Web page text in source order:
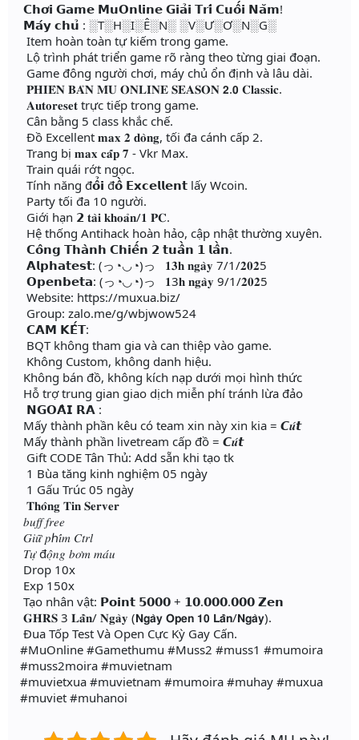
𝗖𝗵𝗼̛𝗶 𝗚𝗮𝗺𝗲 𝗠𝘂𝗢𝗻𝗹𝗶𝗻𝗲 𝗚𝗶𝗮̉𝗶 𝗧𝗿𝗶́ 𝗖𝘂𝗼̂́𝗶 𝗡𝗮̆𝗺!
𝗠𝗮́𝘆 𝗰𝗵𝘂̉ : ░T░H░I░Ê░N░ ░V░Ư░Ơ░N░G░
Item hoàn toàn tự kiếm trong game.
Lộ trình phát triển game rõ ràng theo từng giai đoạn.
Game đông người chơi, máy chủ ổn định và lâu dài.
𝐏𝐇𝐈𝐄̂𝐍 𝐁𝐀̉𝐍 𝐌𝐔 𝐎𝐍𝐋𝐈𝐍𝐄 𝐒𝐄𝐀𝐒𝐎𝐍 𝟮.𝟬 𝐂𝐥𝐚𝐬𝐬𝐢𝐜.
𝐀𝐮𝐭𝐨𝐫𝐞𝐬𝐞𝐭 trực tiếp trong game.
Cân bằng 5 class khắc chế.
Đồ Excellent 𝐦𝐚𝐱 𝟐 𝐝𝐨̀𝐧𝐠, tối đa cánh cấp 2.
Trang bị 𝐦𝐚𝐱 𝐜𝐚̂́𝐩 𝟕 - Vkr Max.
Train quái rớt ngọc.
Tính năng đ𝗼̂̉𝗶 đ𝗼̂̀ 𝗘𝘅𝗰𝗲𝗹𝗹𝗲𝗻𝘁 lấy Wcoin.
Party tối đa 10 người.
Giới hạn 𝟮 𝐭𝐚̀𝐢 𝐤𝐡𝐨𝐚̉𝐧/𝟏 𝐏𝐂.
Hệ thống Antihack hoàn hảo, cập nhật thường xuyên.
𝗖𝗼̂𝗻𝗴 𝗧𝗵𝗮̀𝗻𝗵 𝗖𝗵𝗶𝗲̂́𝗻 𝟮 𝘁𝘂𝗮̂̀𝗻 𝟭 𝗹𝗮̂̀𝗻.
𝗔𝗹𝗽𝗵𝗮𝘁𝗲𝘀𝘁: (っ◔◡◔)っ 𝟏𝟑𝐡 𝐧𝐠𝐚̀𝐲 7/1/𝟐𝟎𝟐5
𝗢𝗽𝗲𝗻𝗯𝗲𝘁𝗮: (っ◔◡◔)っ 𝟏3𝐡 𝐧𝐠𝐚̀𝐲 9/1/𝟐𝟎𝟐5
Website: https://muxua.biz/
Group: zalo.me/g/wbjwow524
𝗖𝗔𝗠 𝗞𝗘̂́𝗧:
BQT không tham gia và can thiệp vào game.
Không Custom, không danh hiệu.
Không bán đồ, không kích nạp dưới mọi hình thức
Hỗ trợ trung gian giao dịch miễn phí tránh lừa đảo
𝗡𝗚𝗢𝗔̀𝗜 𝗥𝗔 :
Mấy thành phần kêu có team xin này xin kia = 𝘾𝒖́𝙩
Mấy thành phần livetream cấp đồ = 𝘾𝒖́𝙩
Gift CODE Tân Thủ: Add sẵn khi tạo tk
1 Bùa tăng kinh nghiệm 05 ngày
1 Gấu Trúc 05 ngày
𝐓𝐡𝐨̂𝐧𝐠 𝐓𝐢𝐧 𝐒𝐞𝐫𝐯𝐞𝐫
𝑏𝑢𝑓𝑓 𝑓𝑟𝑒𝑒
𝐺𝑖𝑢̛̃ 𝑝ℎ𝑖́𝑚 𝐶𝑡𝑟𝑙
𝑇𝑢̛̣ đ𝑜̣̂𝑛𝑔 𝑏𝑜̛𝑚 𝑚𝑎́𝑢
Drop 10x
Exp 150x
Tạo nhân vật: 𝗣𝗼𝗶𝗻𝘁 𝟱𝟬𝟬𝟬 + 𝟭𝟬.𝟬𝟬𝟬.𝟬𝟬𝟬 𝗭𝗲𝗻
𝐆𝐇𝐑𝐒 3 𝐋𝐚̂̀𝐧/ 𝐍𝐠𝐚̀𝐲 (𝗡𝗴𝗮̀𝘆 𝗢𝗽𝗲𝗻 𝟭𝟬 𝗟𝗮̂̀𝗻/𝗡𝗴𝗮̀𝘆).
Đua Tốp Test Và Open Cực Kỳ Gay Cấn.
#MuOnline #Gamethumu #Muss2 #muss1 #mumoira
#muss2moira #muvietnam
#muvietxua #muvietnam #mumoira #muhay #muxua
#muviet #muhanoi